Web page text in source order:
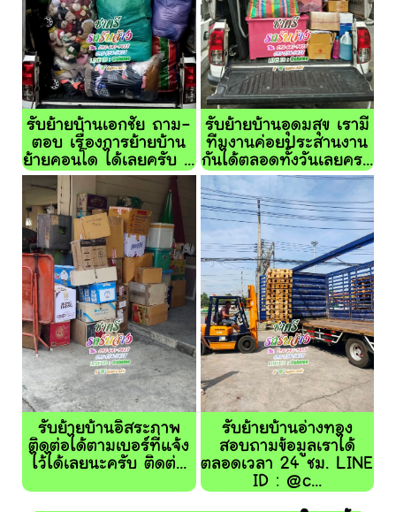
รับย้ายบ้านเอกชัย ถาม-
ตอบ เรื่องการย้ายบ้าน
ย้ายคอนโด ได้เลยครับ ...
รับย้ายบ้านอุดมสุข เรามี
ทีมงานค่อยประสานงาน
กันได้ตลอดทั้งวันเลยคร...
รับย้ายบ้านอิสระภาพ
ติดต่อได้ตามเบอร์ที่แจ้ง
ไว้ได้เลยนะครับ ติดต่...
รับย้ายบ้านอ่างทอง
สอบถามข้อมูลเราได้
ตลอดเวลา 24 ชม. LINE
ID : @c...